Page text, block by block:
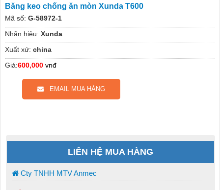
Băng keo chống ăn mòn Xunda T600
Mã số: G-58972-1
Nhãn hiệu: Xunda
Xuất xứ: china
Giá:600,000 vnđ
EMAIL MUA HÀNG
LIÊN HỆ MUA HÀNG
Cty TNHH MTV Anmec